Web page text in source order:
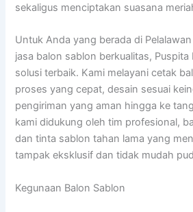
sekaligus menciptakan suasana
Untuk Anda yang berada di
jasa balon sablon berkualitas, Puspita
solusi terbaik. Kami melayani cetak
proses yang cepat, desain sesuai
pengiriman yang aman hingga ke
kami didukung oleh tim profesional,
dan tinta sablon tahan lama yang
tampak eksklusif dan tidak mudah
Kegunaan Balon Sablon